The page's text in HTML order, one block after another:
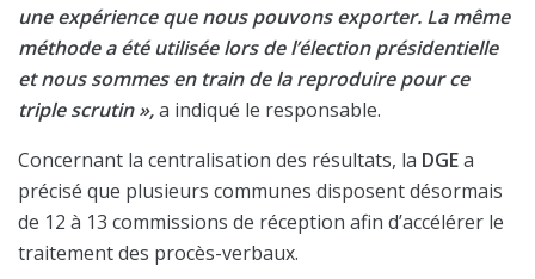
une expérience que nous pouvons exporter. La même
méthode a été utilisée lors de l’élection présidentielle
et nous sommes en train de la reproduire pour ce
triple scrutin »,a indiqué le responsable.
Concernant la centralisation des résultats, la DGEa
précisé que plusieurs communes disposent désormais
de 12 à 13 commissions de réception afin d’accélérer le
traitement des procès-verbaux.